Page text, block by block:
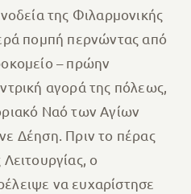
της Φιλαρμονικής
πομπή περνώντας από
– πρώην
αγορά της πόλεως,
Ναό των Αγίων
Δέηση. Πριν το πέρας
ο
να ευχαρίστησε